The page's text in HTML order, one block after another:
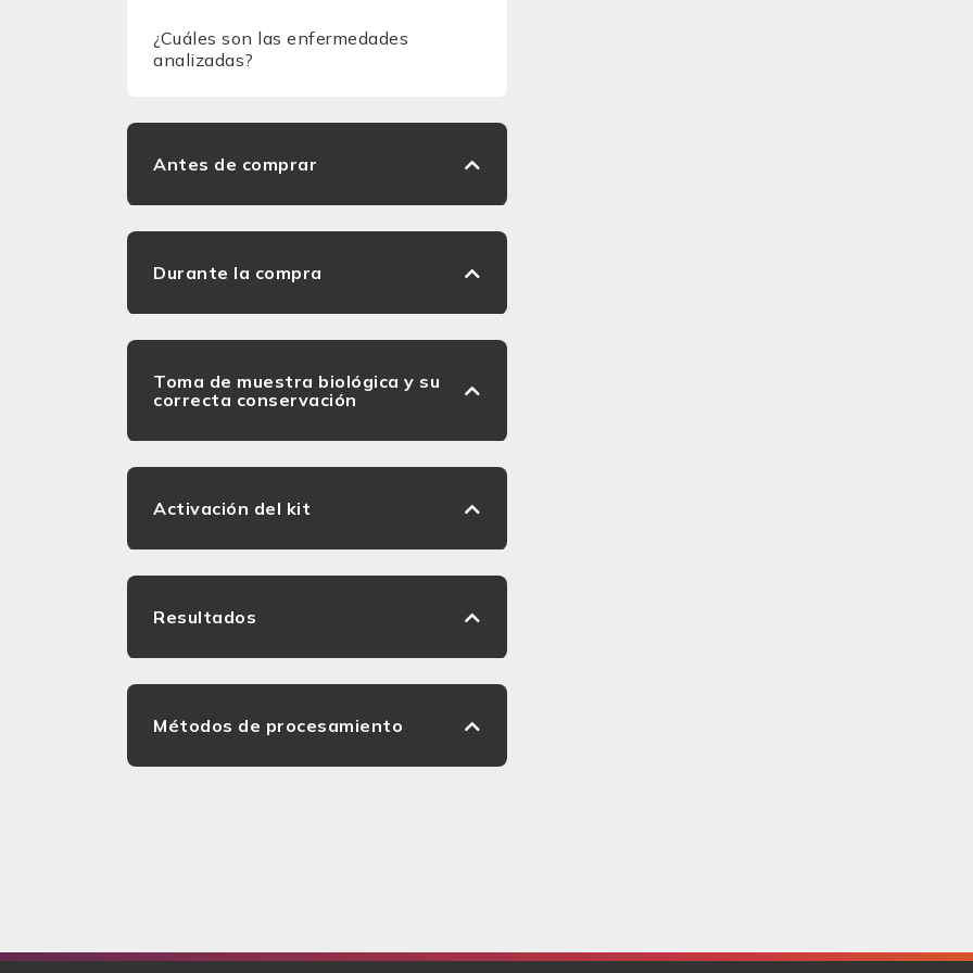
¿Cuáles son las enfermedades
analizadas?
Antes de comprar
Durante la compra
Toma de muestra biológica y su
correcta conservación
Activación del kit
Resultados
Métodos de procesamiento